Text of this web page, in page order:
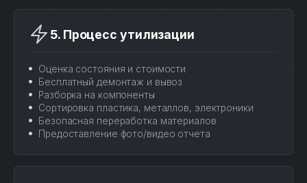
5. Процесс утилизации
Оценка состояния и стоимости
Бесплатный демонтаж и вывоз
Разборка на компоненты
Сортировка пластика, металлов, электроники
Безопасная переработка материалов
Предоставление фото/видео отчета